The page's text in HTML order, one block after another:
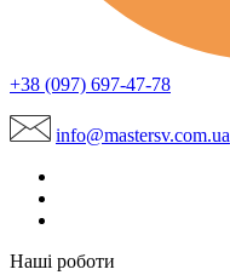
+38 (097) 697-47-78
info@mastersv.com.ua
Наші роботи